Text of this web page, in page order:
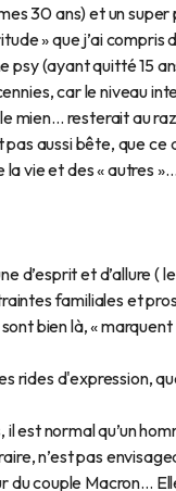
30 ans) et un
» que j’ai
(ayant quitté 15
car le niveau
mien… resterait au
pas aussi bête, que ce
la vie et des « autres »…
d’esprit et d’allure (
familiales et
bien là, « marquent
rides d'expression,
est normal qu’un
n’est pas
couple Macron…